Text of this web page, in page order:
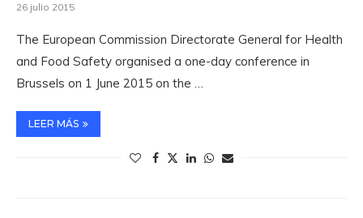
26 julio 2015
The European Commission Directorate General for Health
and Food Safety organised a one-day conference in
Brussels on 1 June 2015 on the …
LEER MÁS